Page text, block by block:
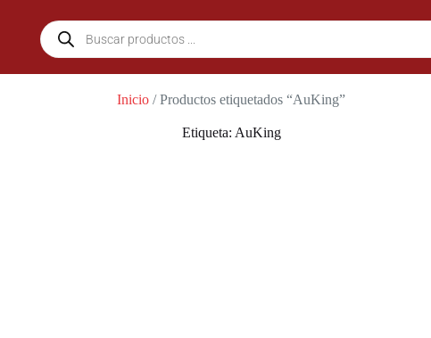
Inicio / Productos etiquetados “AuKing”
Etiqueta: AuKing